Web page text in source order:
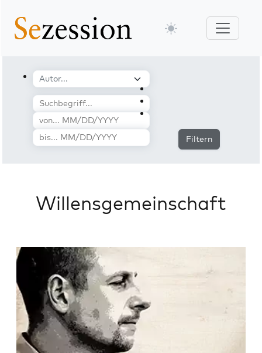
Filtern
Willensgemeinschaft